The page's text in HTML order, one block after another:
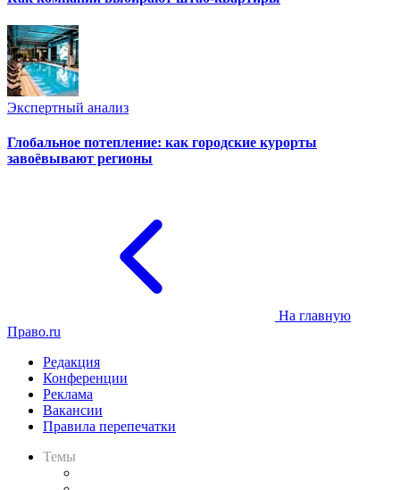
Экспертный анализ
Глобальное потепление: как городские курорты
завоёвывают регионы
На главную
Право.ru
Редакция
Конференции
Реклама
Вакансии
Правила перепечатки
Темы